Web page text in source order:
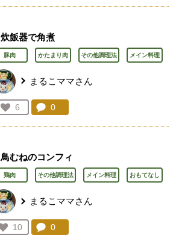
炊飯器で角煮
豚肉 かたまり肉 その他調理法 メイン料理
まるこママさん
お気に入り登録：
6
人が登録
コメント：
0
鳥むねのコンフィ
鶏肉 その他調理法 メイン料理 おもてなし
まるこママさん
お気に入り登録：
10
人が登録
コメント：
0